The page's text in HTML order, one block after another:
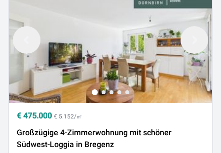
€ 475.000 € 5.152/㎡
Großzügige 4-Zimmerwohnung mit schöner
Südwest-Loggia in Bregenz